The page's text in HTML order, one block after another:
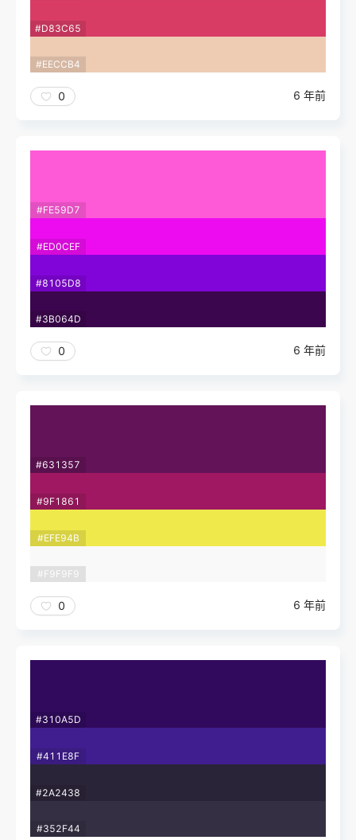
#D83C65
#EECCB4
0 6 年前
#FE59D7
#ED0CEF
#8105D8
#3B064D
0 6 年前
#631357
#9F1861
#EFE94B
#F9F9F9
0 6 年前
#310A5D
#411E8F
#2A2438
#352F44